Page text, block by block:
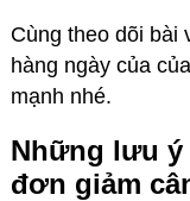
Cùng theo dõi bài
hàng ngày của
mạnh nhé.
Những lưu
đơn giảm